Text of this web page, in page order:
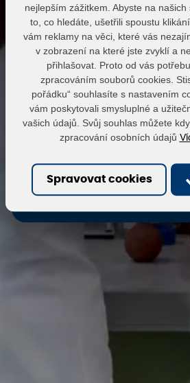
Eshop MK
Přihlášení do
E-mail
Heslo
Přihlásit
Zaregistrovat se
nejlepším zážitkem. Abyste na
to, co hledáte, ušetřili spoustu
vám reklamy na věci, které vás
v zobrazení na které jste zvyklí a
přihlašovat. Proto od vás
zpracováním souborů cookies.
pořádku“ souhlasíte s nastavením
vám poskytovali smysluplné a
vašich údajů. Svůj souhlas můžete
zpracování osobních údajů
Spravovat cookies